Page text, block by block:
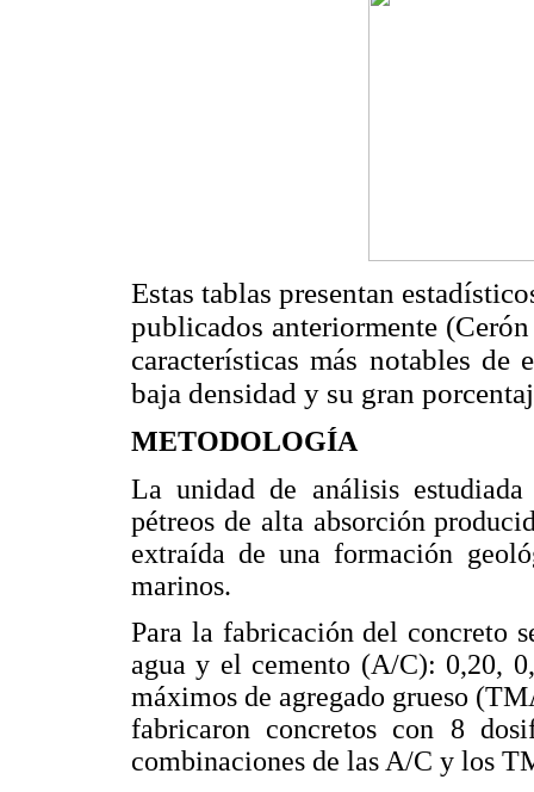
Estas tablas presentan
publicados anteriormente
características más notables de
baja densidad y su gran
METODOLOGÍA
La unidad de análisis
pétreos de alta absorción
extraída de una formación
marinos.
Para la fabricación del concreto
agua y el cemento (A/C): 0,20,
máximos de agregado grueso
fabricaron concretos con 8
combinaciones de las A/C y los